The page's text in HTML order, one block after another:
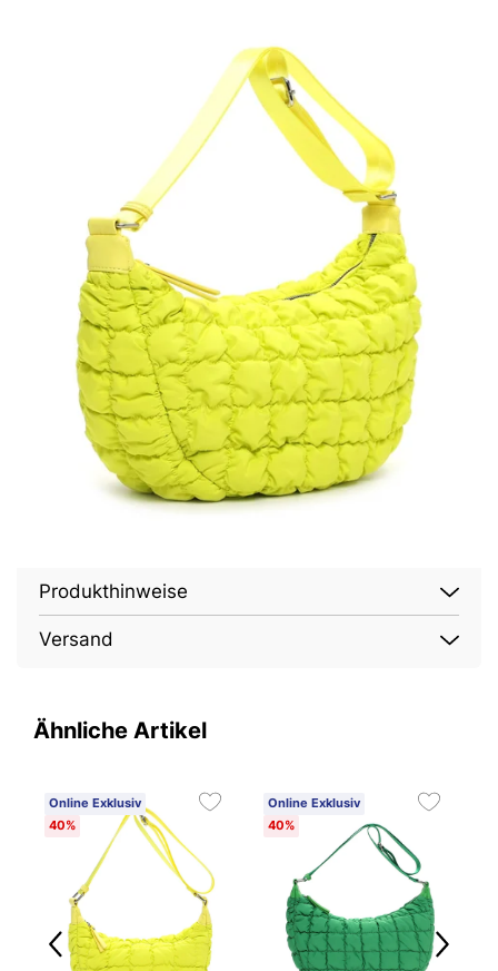
Produkthinweise
Versand
Ähnliche Artikel
Online Exklusiv
40%
Online Exklusiv
40%